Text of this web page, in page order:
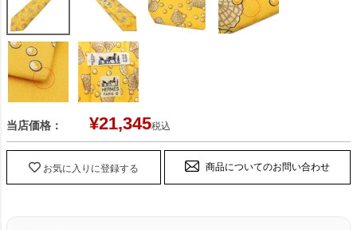
当店価格： ¥21,345税込
お気に入りに登録する 商品についてのお問い合わせ